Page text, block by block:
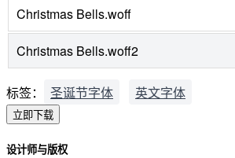
Christmas Bells.woff
Christmas Bells.woff2
标签： 圣诞节字体 英文字体
立即下载
设计师与版权